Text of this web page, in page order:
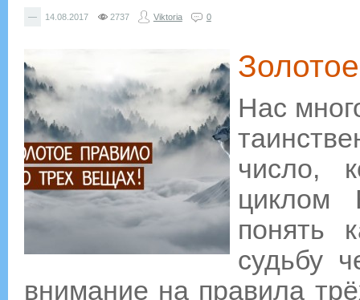
— 14.08.2017 2737 Viktoria 0
Нас
число,
циклом
понять
судьбу
внимание на правила